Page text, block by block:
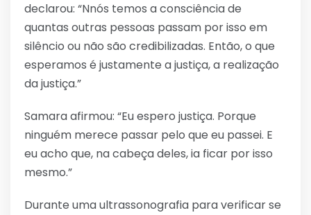
declarou: “Nnós temos a consciência de
quantas outras pessoas passam por isso em
silêncio ou não são credibilizadas. Então, o que
esperamos é justamente a justiça, a realização
da justiça.”
Samara afirmou: “Eu espero justiça. Porque
ninguém merece passar pelo que eu passei. E
eu acho que, na cabeça deles, ia ficar por isso
mesmo.”
Durante uma ultrassonografia para verificar se